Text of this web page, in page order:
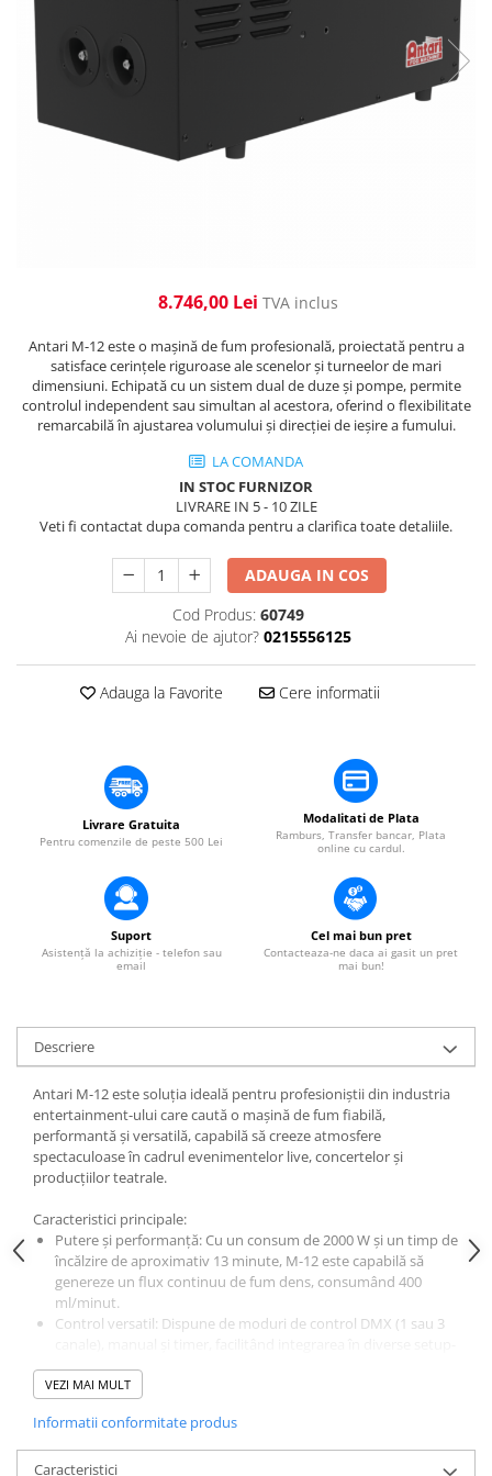
Accesorii Microfoane
Mixere audio
Mixere pentru instalații
Mixere DJ
Mixere PA (Public Address)
Playere Audio
MP3 & USB players
CD players
Sisteme asistență auditivă
Software DMX
Wireless DMX
Efecte de lumină
Globuri Disco
Decor
Controler și alimentare
Cabluri și accesorii
Lămpi
​​Lumină UV și neagră
Alimentare & Distribuție
Distribuitoare de putere
Dimmer & Switch Packs
Conectori
Conectori Pro
Conectori Standard
Legături de cabluri
8.746,00 Lei TVA inclus
Antari M-12 este o mașină de fum profesională, proiectată pentru a
satisface cerințele riguroase ale scenelor și turneelor de mari
dimensiuni. Echipată cu un sistem dual de duze și pompe, permite
controlul independent sau simultan al acestora, oferind o flexibilitate
remarcabilă în ajustarea volumului și direcției de ieșire a fumului.
LA COMANDA
IN STOC FURNIZOR
LIVRARE IN 5 - 10 ZILE
Veti fi contactat dupa comanda pentru a clarifica toate detaliile.
ADAUGA IN COS
Cod Produs: 60749
Ai nevoie de ajutor? 0215556125
Adauga la Favorite Cere informatii
Livrare Gratuita
Pentru comenzile de peste 500 Lei
Modalitati de Plata
Ramburs, Transfer bancar, Plata
online cu cardul.
Suport
Asistență la achiziție - telefon sau
email
Cel mai bun pret
Contacteaza-ne daca ai gasit un pret
mai bun!
Descriere
Antari M-12 este soluția ideală pentru profesioniștii din industria
entertainment-ului care caută o mașină de fum fiabilă,
performantă și versatilă, capabilă să creeze atmosfere
spectaculoase în cadrul evenimentelor live, concertelor și
producțiilor teatrale.
Caracteristici principale:
Putere și performanță: Cu un consum de 2000 W și un timp de
încălzire de aproximativ 13 minute, M-12 este capabilă să
genereze un flux continuu de fum dens, consumând 400
ml/minut.
Control versatil: Dispune de moduri de control DMX (1 sau 3
uri profesionale.
Construcție robustă: Carcasa metalică de culoare neagră
Conectivitate extinsă: Echipată cu conectori powerCON TRUE1
și XLR 3P/5P pentru intrare și ieșire DMX, oferă compatibilitate
cu o gamă largă de echipamente profesionale.
VEZI MAI MULT
Informatii conformitate produs
Caracteristici